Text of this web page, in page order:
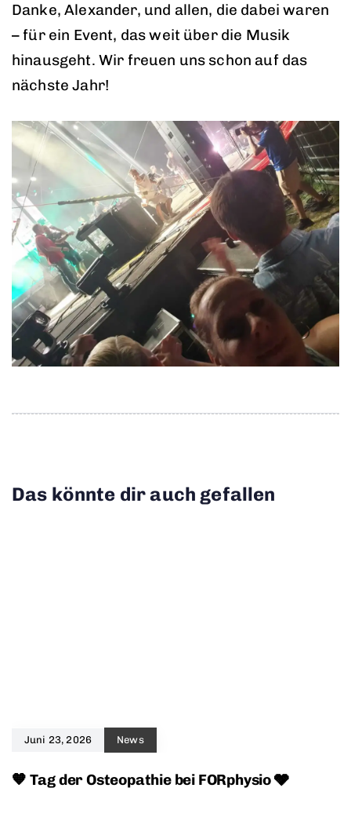
Danke, Alexander, und allen, die dabei waren
– für ein Event, das weit über die Musik
hinausgeht. Wir freuen uns schon auf das
nächste Jahr!
Das könnte dir auch gefallen
Juni 23, 2026 News
🧡 Tag der Osteopathie bei FORphysio 🩶